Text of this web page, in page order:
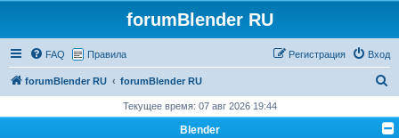
forumBlender RU
FAQ Правила Вход
Регистрация
forumBlender RU forumBlender RU
и
Текущее время: 07 авг 2026 19:44
Blender